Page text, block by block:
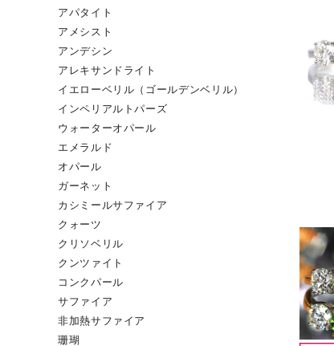
アパタイト
アメシスト
アンデシン
アレキサンドライト
イエローベリル（ゴールデンベリル）
インペリアルトパーズ
ウォーターオパール
エメラルド
オパール
ガーネット
カシミールサファイア
クォーツ
クリソベリル
クンツァイト
コンクパール
サファイア
非加熱サファイア
珊瑚